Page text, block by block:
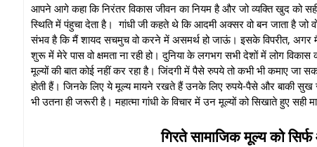
आपने आगे कहा कि निरंतर विकास जीवन का नियम है और जो व्यक्ति खुद को
स्थिति में पंहुचा देता है। गांधी जी कहते थे कि आदमी अक्सर वो बन जाता है
संभव है कि मैं शायद सचमुच वो करने में असमर्थ हो जाऊं। इसके विपरीत, अगर
शुरू में मेरे पास वो क्षमता ना रही हो। दुनिया के लगभग सभी देशों में लोग
मूल्यों की बात कोई नहीं कर रहा है। जिंदगी में पैसे रुपये तो कभी भी कमाए जा
होती हैं। जिनके लिए ये मूल्य मायने रखते हैं उनके लिए रुपये-पैसे और बाकी सुख
भी उतना ही जरूरी है। महात्मा गांधी के विचार में उन मूल्यों को सिखाते हुए सही
गिरते सामाजिक मूल्य को